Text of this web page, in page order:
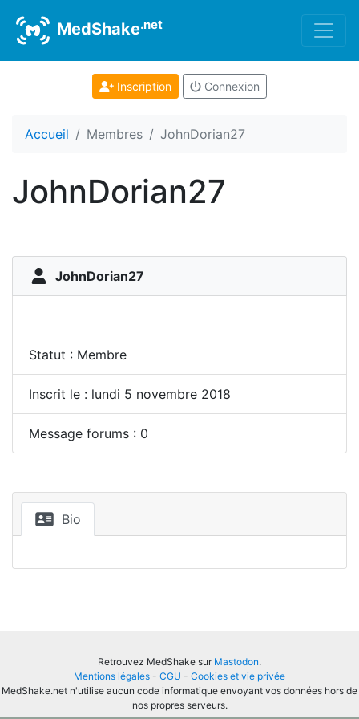
MedShake.net
Inscription Connexion
Accueil Membres JohnDorian27
JohnDorian27
JohnDorian27
Statut : Membre
Inscrit le : lundi 5 novembre 2018
Message forums : 0
Bio
Retrouvez MedShake sur Mastodon.
Mentions légales - CGU - Cookies et vie privée
MedShake.net n'utilise aucun code informatique envoyant vos données hors de
nos propres serveurs.